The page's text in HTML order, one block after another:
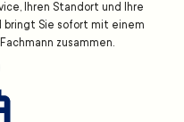
Ihren Standort und Ihre
bringt Sie sofort mit einem
zusammen.